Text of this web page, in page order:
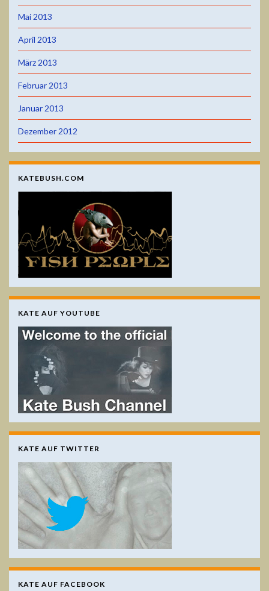
Mai 2013
April 2013
März 2013
Februar 2013
Januar 2013
Dezember 2012
KATEBUSH.COM
KATE AUF YOUTUBE
KATE AUF TWITTER
KATE AUF FACEBOOK